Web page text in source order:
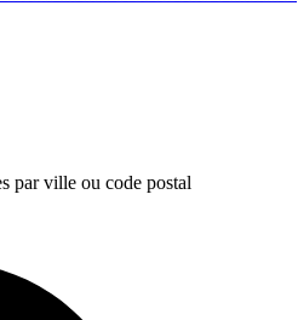
par ville ou code postal